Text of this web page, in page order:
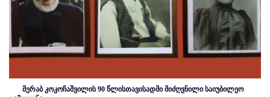
მერაბ კოკოჩაშვილის 90 წლისთავისადმი მიძღვნილი საიუბილეო